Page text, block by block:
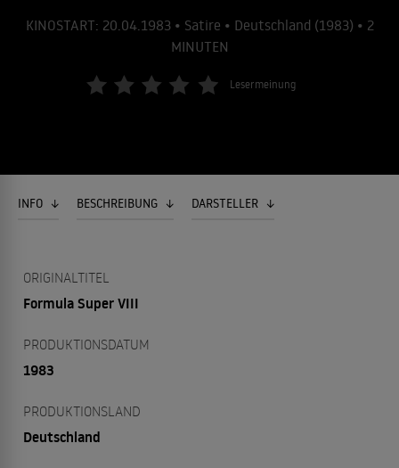
KINOSTART: 20.04.1983 • Satire • Deutschland (1983) • 2
MINUTEN
Lesermeinung
INFO BESCHREIBUNG DARSTELLER
ORIGINALTITEL
Formula Super VIII
PRODUKTIONSDATUM
1983
PRODUKTIONSLAND
Deutschland